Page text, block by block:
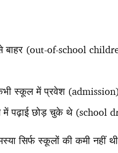
(out-of-school
स्कूल में प्रवेश (admission)
में पढ़ाई छोड़ चुके थे (school
सिर्फ स्कूलों की कमी नहीं